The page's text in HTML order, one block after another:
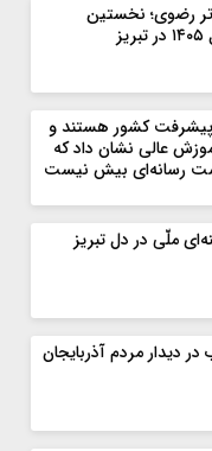
رضوی؛ نخستین
پیشرفت کشور هستند و
عالی نشان داد که
رسانه‌ای بیش نیست
ملّی در دل تبریز
در دیدار مردم آذربایجان